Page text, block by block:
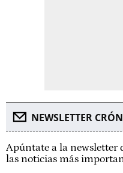
NEWSLETTER
Apúntate a la newsletter
las noticias más